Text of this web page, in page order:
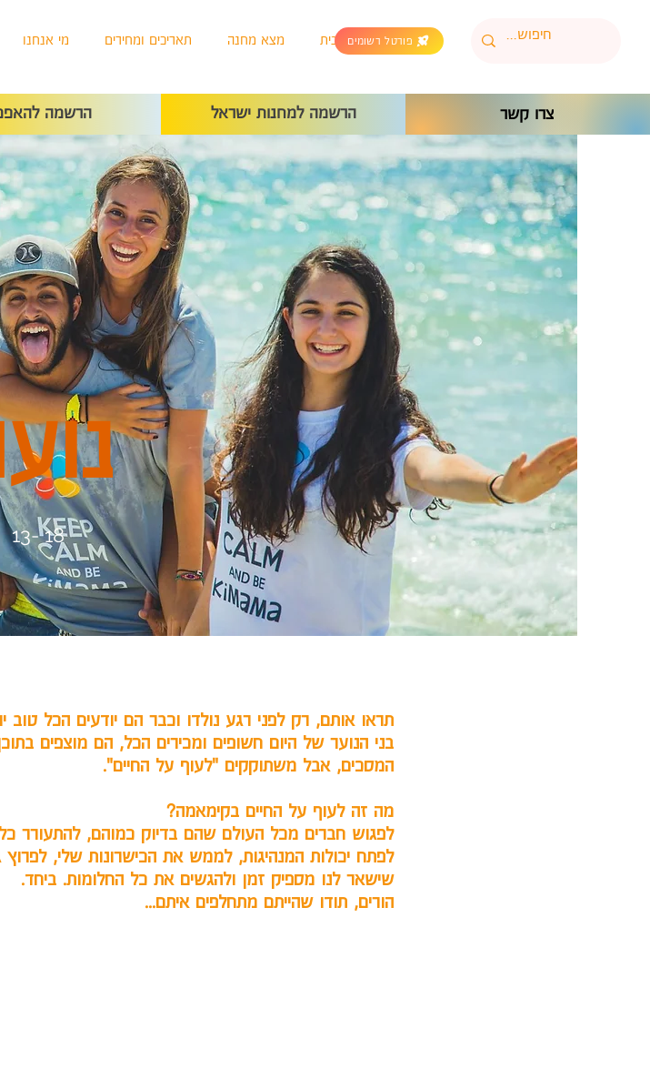
בית מצא מחנה תאריכים ומחירים מי אנחנו פורטל רשומים
הרשמה הרשמה למחנות ישראל צרו קשר
13- 18
תראו אותם, רק לפני רגע נולדו וכבר הם יודעים הכל טוב
בני הנוער של היום חשופים ומכירים הכל, הם מוצפים
המסכים, אבל משתוקקים "לעוף על החיים".
מה זה לעוף על החיים בקימאמה?
לפגוש חברים מכל העולם שהם בדיוק כמוהם, להתעורר
לפתח יכולות המנהיגות, לממש את הכישרונות שלי, לפרוץ
שישאר לנו מספיק זמן ולהגשים את כל החלומות. ביחד.
הורים, תודו שהייתם מתחלפים איתם...